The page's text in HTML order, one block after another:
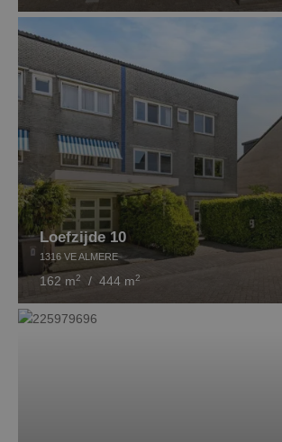
Loefzijde 10
1316 VE ALMERE
162 m2 / 444 m2